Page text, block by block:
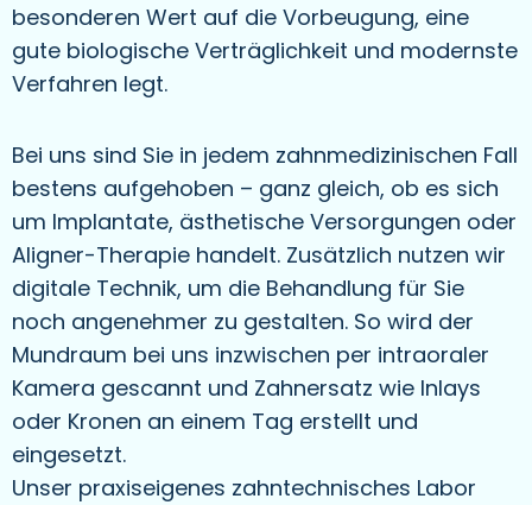
besonderen Wert auf die Vorbeugung, eine
gute biologische Verträglichkeit und modernste
Verfahren legt.
Bei uns sind Sie in jedem zahnmedizinischen Fall
bestens aufgehoben – ganz gleich, ob es sich
um Implantate, ästhetische Versorgungen oder
Aligner-Therapie handelt. Zusätzlich nutzen wir
digitale Technik, um die Behandlung für Sie
noch angenehmer zu gestalten. So wird der
Mundraum bei uns inzwischen per intraoraler
Kamera gescannt und Zahnersatz wie Inlays
oder Kronen an einem Tag erstellt und
eingesetzt.
Unser praxiseigenes zahntechnisches Labor